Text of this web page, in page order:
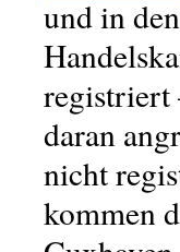
und in
registriert
daran
nicht
kommen